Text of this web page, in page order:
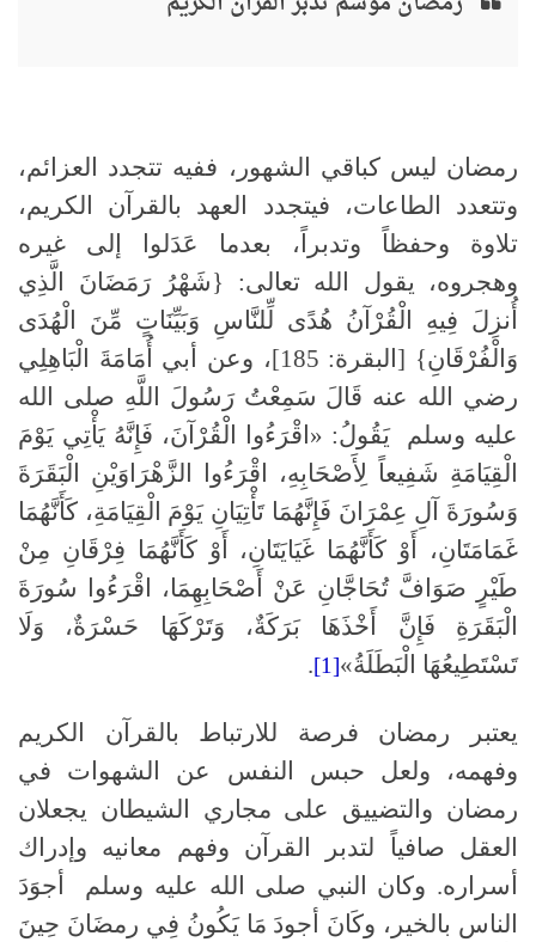
رمضان ليس كباقي الشهور، ففيه تتجدد العزائم،
وتتعدد الطاعات، فيتجدد العهد بالقرآن الكريم،
تلاوة وحفظاً وتدبراً، بعدما عَدَلوا إلى غيره
وهجروه، يقول الله تعالى: {شَهْرُ رَمَضَانَ الَّذِي
أُنزِلَ فِيهِ الْقُرْآنُ هُدًى لِّلنَّاسِ وَبَيِّنَاتٍ مِّنَ الْهُدَى
وَالْفُرْقَانِ} [البقرة: 185]، وعن أبي أُمَامَةَ الْبَاهِلِي
رضي الله عنه قَالَ سَمِعْتُ رَسُولَ اللَّهِ صلى الله
عليه وسلم يَقُولُ: «اقْرَءُوا الْقُرْآنَ، فَإِنَّهُ يَأْتِي يَوْمَ
الْقِيَامَةِ شَفِيعاً لِأَصْحَابِهِ، اقْرَءُوا الزَّهْرَاوَيْنِ الْبَقَرَةَ
وَسُورَةَ آلِ عِمْرَانَ فَإِنَّهُمَا تَأْتِيَانِ يَوْمَ الْقِيَامَةِ، كَأَنَّهُمَا
غَمَامَتَانِ، أَوْ كَأَنَّهُمَا غَيَايَتَانِ، أَوْ كَأَنَّهُمَا فِرْقَانِ مِنْ
طَيْرٍ صَوَافَّ تُحَاجَّانِ عَنْ أَصْحَابِهِمَا، اقْرَءُوا سُورَةَ
الْبَقَرَةِ فَإِنَّ أَخْذَهَا بَرَكَةٌ، وَتَرْكَهَا حَسْرَةٌ، وَلَا
تَسْتَطِيعُهَا الْبَطَلَةُ»[1]
.
يعتبر رمضان فرصة للارتباط بالقرآن الكريم
وفهمه، ولعل حبس النفس عن الشهوات في
رمضان والتضييق على مجاري الشيطان يجعلان
العقل صافياً لتدبر القرآن وفهم معانيه وإدراك
أسراره. وكان النبي صلى الله عليه وسلم أجوَدَ
الناس بالخير، وكَانَ أجودَ مَا يَكُونُ فِي رمضَانَ حِينَ